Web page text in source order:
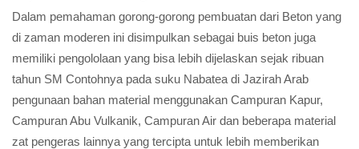
Dalam pemahaman gorong-gorong pembuatan dari Beton yang
di zaman moderen ini disimpulkan sebagai buis beton juga
memiliki pengololaan yang bisa lebih dijelaskan sejak ribuan
tahun SM Contohnya pada suku Nabatea di Jazirah Arab
pengunaan bahan material menggunakan Campuran Kapur,
Campuran Abu Vulkanik, Campuran Air dan beberapa material
zat pengeras lainnya yang tercipta untuk lebih memberikan